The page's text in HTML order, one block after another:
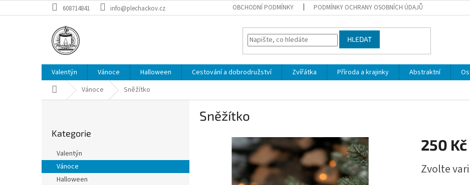
na
608714841 info@plechackov.cz OBCHODNÍ PODMÍNKY PODMÍNKY OCHRANY OSOBNÍCH ÚDAJŮ
HLEDAT
Valentýn Vánoce Halloween Cestování a dobrodružství Zvířátka Příroda a krajinky Abstraktní
Domů Vánoce Sněžítko
a
n
kategorie
Kategorie
Valentýn
Vánoce
Halloween
Sněžítko
250 Kč
cena:
Zvolte